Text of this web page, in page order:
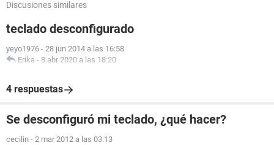
Discusiones similares
teclado desconfigurado
yeyo1976 - 28 jun 2014 a las 16:58
Erika - 8 abr 2020 a las 18:20
4 respuestas
Se desconfiguró mi teclado, ¿qué hacer?
cecilin - 2 mar 2012 a las 03:13